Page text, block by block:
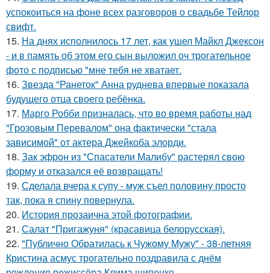
успокоиться на фоне всех разговоров о свадьбе Тейлор
свифт.
15. На днях исполнилось 17 лет, как ушел Майкл Джексон
- и в память об этом его сын выложил оч трогательное
фото с подписью "мне тебя не хватает.
16. Звезда "Ранеток" Анна руднева впервые показала
будущего отца своего ребёнка.
17. Марго Робби призналась, что во время работы над
"Грозовым Перевалом" она фактически "стала
зависимой" от актера Джейкоба элорди.
18. Зак эфрон из "Спасатели Малибу" растерял свою
форму и отказался её возвращать!
19. Сделала вчера к супу - муж съел половину просто
так, пока я спину повернула.
20. История прозаична этой фотографии.
21. Салат "Пригажуня" (красавица белорусская).
22. "Публично Обратилась к Чужому Мужу" - 38-летняя
Кристина асмус трогательно поздравила с днём